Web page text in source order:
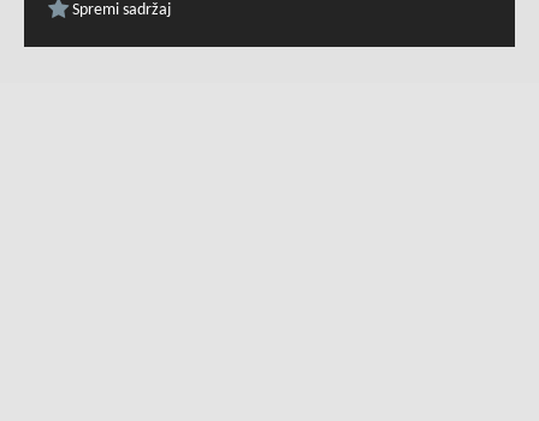
Spremi sadržaj